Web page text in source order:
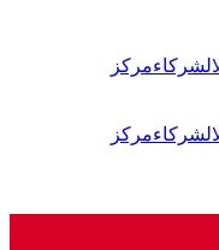
الشركاءمركز
الشركاءمركز